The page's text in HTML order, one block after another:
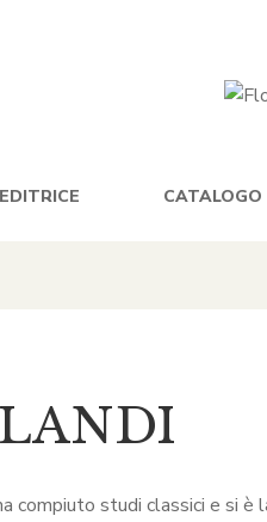
CATALOGO
compiuto studi classici e si